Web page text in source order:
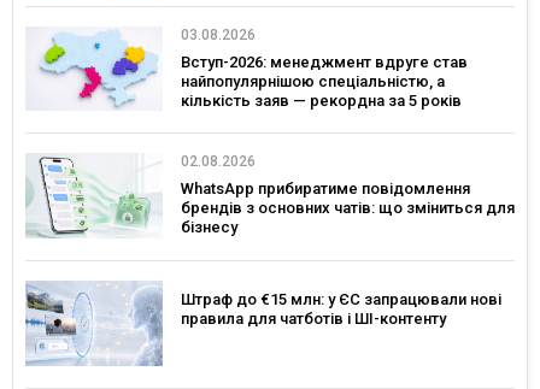
03.08.2026
Вступ-2026: менеджмент вдруге став
найпопулярнішою спеціальністю, а
кількість заяв — рекордна за 5 років
02.08.2026
WhatsApp прибиратиме повідомлення
брендів з основних чатів: що зміниться для
бізнесу
Штраф до €15 млн: у ЄС запрацювали нові
правила для чатботів і ШІ-контенту